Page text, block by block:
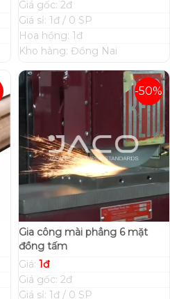
Giá gốc: 2đ
Giá sỉ: 1đ / 0 SP
Hoa hồng: 1đ
Kho hàng: Đồng Nai
-50%
Gia công mài phẳng 6 mặt
đồng tấm
Giá: 1đ
Giá gốc: 2đ
Giá sỉ: 1đ / 0 SP